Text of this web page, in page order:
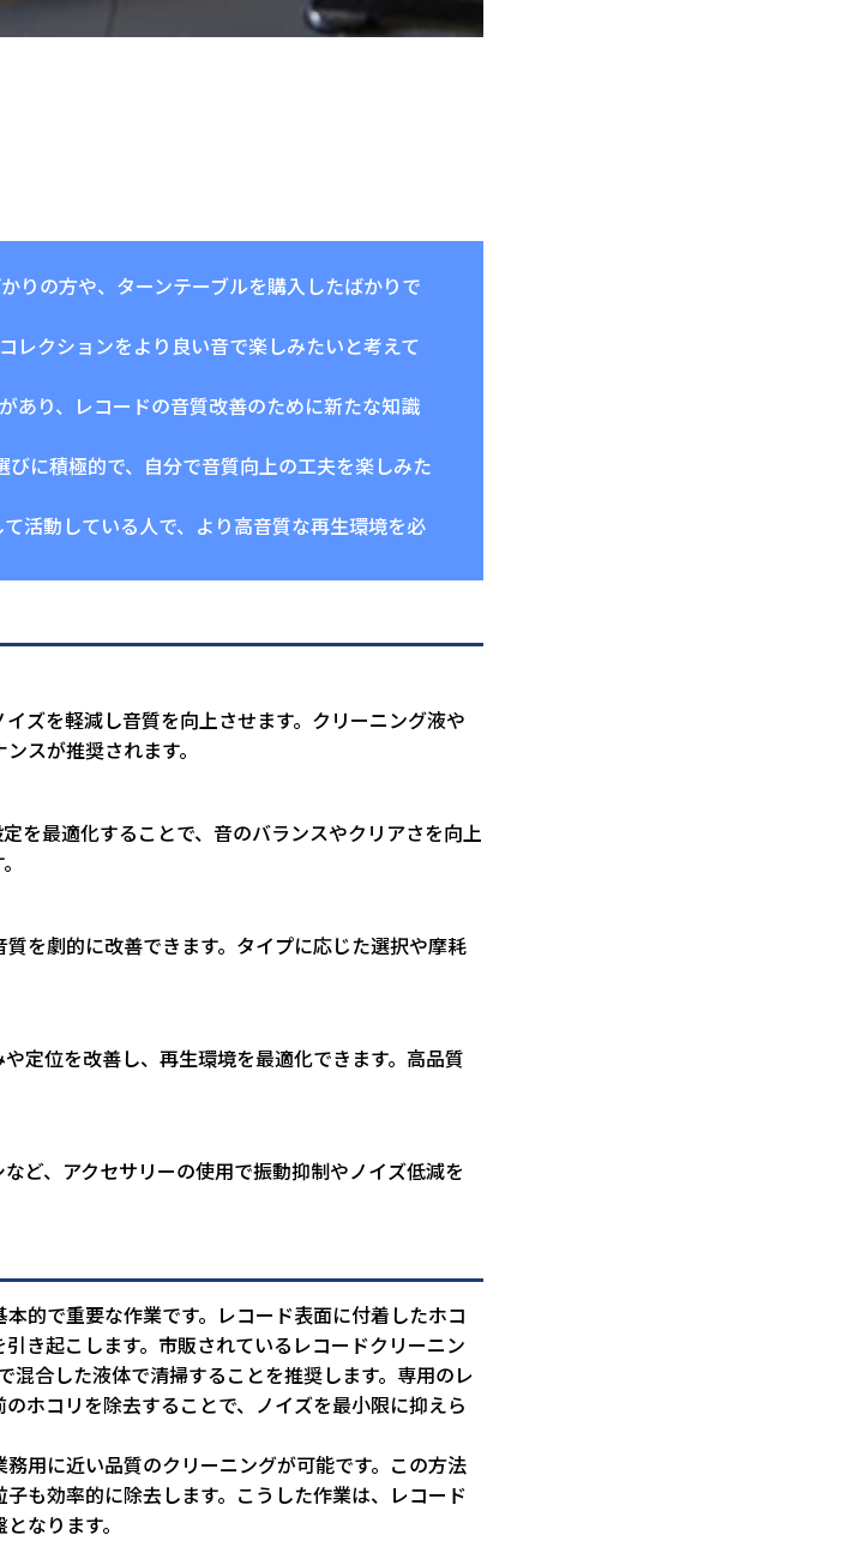
りの方や、ターンテーブルを購入したばかりで
レクションをより良い音で楽しみたいと考えて
あり、レコードの音質改善のために新たな知識
に積極的で、自分で音質向上の工夫を楽しみた
活動している人で、より高音質な再生環境を必
ズを軽減し音質を向上させます。クリーニング液や
スが推奨されます。
を最適化することで、音のバランスやクリアさを向上
を劇的に改善できます。タイプに応じた選択や摩耗
定位を改善し、再生環境を最適化できます。高品質
ど、アクセサリーの使用で振動抑制やノイズ低減を
的で重要な作業です。レコード表面に付着したホコ
き起こします。市販されているレコードクリーニン
合した液体で清掃することを推奨します。専用のレ
ホコリを除去することで、ノイズを最小限に抑えら
用に近い品質のクリーニングが可能です。この方法
も効率的に除去します。こうした作業は、レコード
なります。